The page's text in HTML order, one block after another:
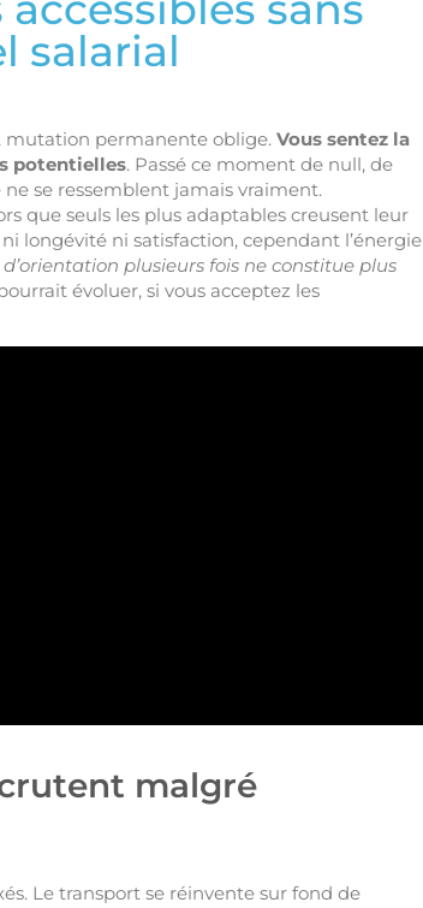
salarial
mutation permanente oblige. Vous sentez la
potentielles. Passé ce moment de null, de
se ressemblent jamais vraiment.
que seuls les plus adaptables creusent leur
longévité ni satisfaction, cependant l’énergie
plusieurs fois ne constitue plus
évoluer, si vous acceptez les
malgré
Le transport se réinvente sur fond de